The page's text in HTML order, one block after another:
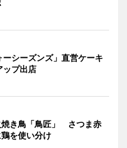
シーズンズ」直営ケーキ
ップ出店
焼き鳥「鳥匠」 さつま赤
を使い分け